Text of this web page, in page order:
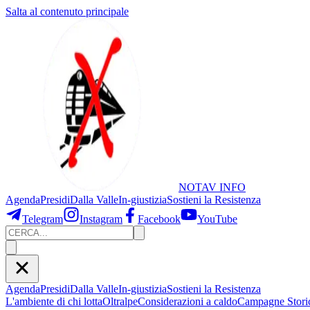
Salta al contenuto principale
NOTAV INFO
AgendaPresidiDalla ValleIn-giustiziaSostieni la Resistenza
Telegram
Instagram Facebook YouTube
AgendaPresidiDalla ValleIn-giustiziaSostieni la Resistenza
L'ambiente di chi lottaOltralpeConsiderazioni a caldoCampagne